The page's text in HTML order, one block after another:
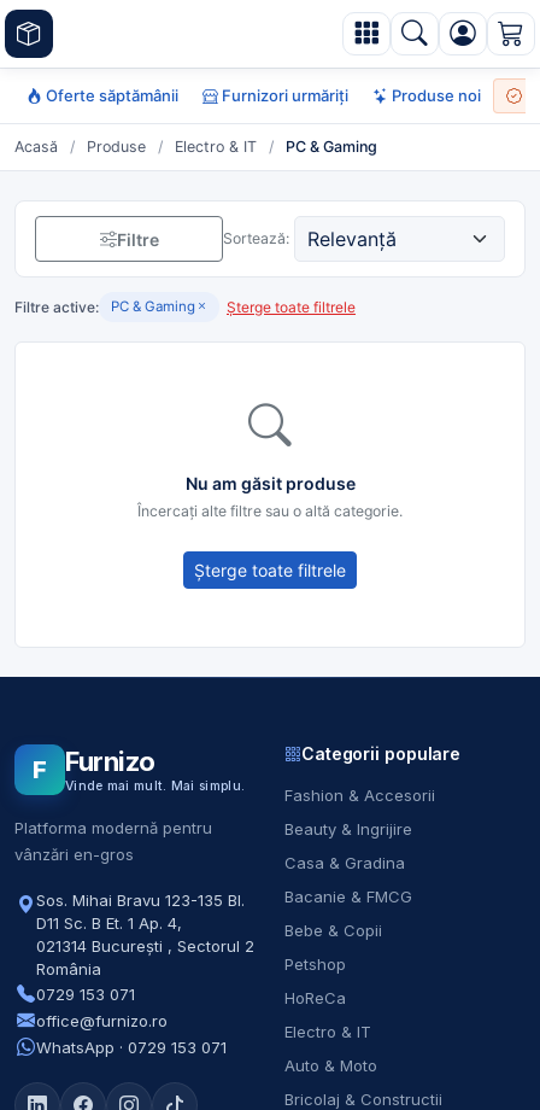
Oferte săptămânii Furnizori urmăriți Produse noi
Acasă / Produse / Electro & IT / PC & Gaming
Filtre Sortează:
Filtre active: PC & Gaming Șterge toate filtrele
Nu am găsit produse
Încercați alte filtre sau o altă categorie.
Șterge toate filtrele
F Furnizo
Vinde mai mult. Mai simplu.
Platforma modernă pentru
vânzări en-gros
Sos. Mihai Bravu 123-135 Bl.
D11 Sc. B Et. 1 Ap. 4,
021314 București , Sectorul 2
România
0729 153 071
office@furnizo.ro
WhatsApp · 0729 153 071
Categorii populare
Fashion & Accesorii
Beauty & Ingrijire
Casa & Gradina
Bacanie & FMCG
Bebe & Copii
Petshop
HoReCa
Electro & IT
Auto & Moto
Bricolaj & Constructii